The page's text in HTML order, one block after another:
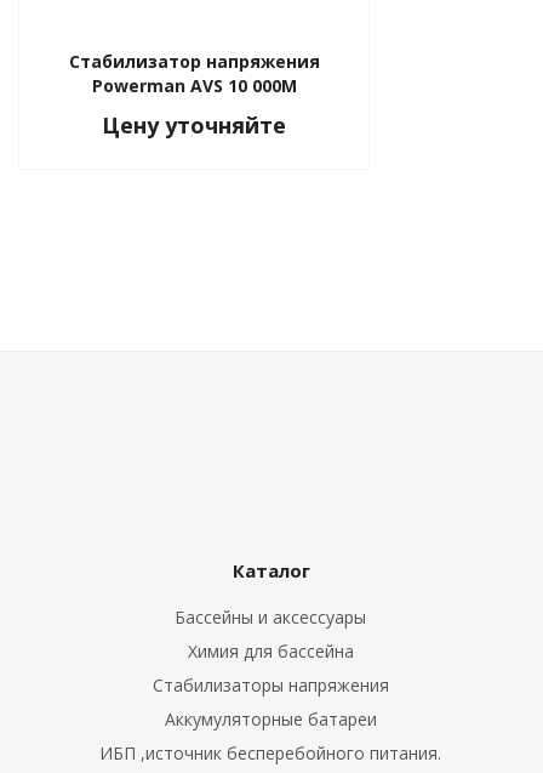
Стабилизатор напряжения
Powerman AVS 10 000M
Цену уточняйте
Каталог
Бассейны и аксессуары
Химия для бассейна
Стабилизаторы напряжения
Аккумуляторные батареи
ИБП ,источник бесперебойного питания.